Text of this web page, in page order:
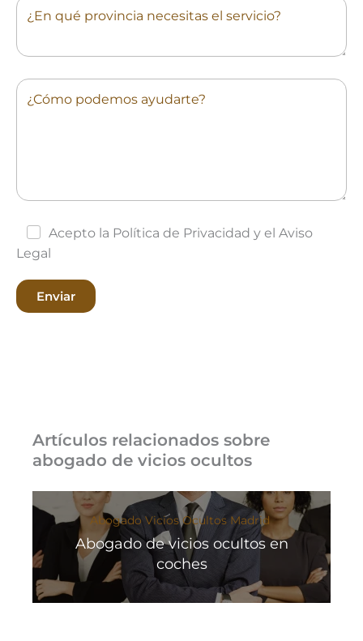
Acepto la Política de Privacidad y el Aviso
Legal
Enviar
Artículos relacionados sobre
abogado de vicios ocultos
Abogado Vicios Ocultos Madrid
Abogado de vicios ocultos en
coches